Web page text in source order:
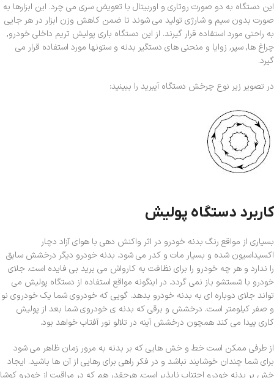
این دستگاه به دو صورت روتاری و اوربیتال با تعویض سری می چرد. این ابزارها به
صورت بدون سیم و شارژی تولید می شوند تا ضمن کاهش وزن ابزار در هر جایی
به راحتی مورد استفاده قرار گیرند. از این دستگاه باری پولیش تریم داخلی خودرو,
چراغ ها, سپر, زوایا و منحنی های دستگیر بدنه و ستونها مورد استفاده قرار می
گیرد.
در تصویر زیر نوع چرخش دستگاه آیبرید را ببینید:
کاربرد دستگاه پولیش
بسیاری از مواقع رنگ بدنه خودرو در اثر واکنش دهی با هوای آزاد دچار
اکسیداسیون شده و بسیار مات و کدر می شود. بدنه خودرو دیگر درخشش سابق
را ندارد و هر چه خودرو را برای نظافت به کارواش می برید بی فایده است. جلای
خودرو با شستشو باز نمی گردد. در اینگونه مواقع استفاده از دستگاه پولیش می
تواند جلای دوباره ای به بدنه خودرو بدهد. گویی که خودروی شما یک خودروی نو
و صفر کیلومتر است. درخشش و برقی که بدنه ی خودروی شما بعد از پولیش
کاری پیدا می کند همچون درخشش آینه در تلالو نور آفتاب خواهد بود.
از طرفی ممکن است خط و خش هایی که بر بدنه به مرور زمان ظاهر می شود
برای شما چندان خوشایند نباشد و در فکر راهی برای رهایی از آن ها باشید. ایجاد
خش بر بدنه خودرو اجتناب ناپذیر است. هرچقدر هم که در مراقبت از خودرو کوشا